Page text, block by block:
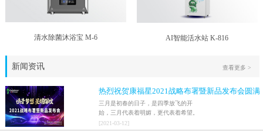
清水除菌沐浴宝 M-6 AI智能活水站 K-816
新闻资讯
热烈祝贺康福星2021战略布署暨新品发布会圆满
结束！！
三月是初春的日子，是四季放飞的开
始，三月代表着明媚，更代表着希望。
2021年3月9日，家人们激情澎湃地迎来
[2021-03-12]
查看更多 >